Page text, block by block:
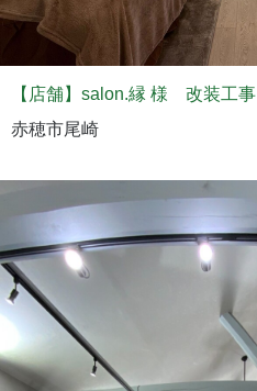
【店舗】salon.縁 様 改装工事
赤穂市尾崎